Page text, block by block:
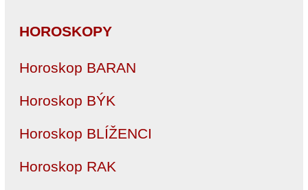
HOROSKOPY
Horoskop BARAN
Horoskop BÝK
Horoskop BLÍŽENCI
Horoskop RAK